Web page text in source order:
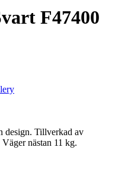
F47400
design. Tillverkad av
nästan 11 kg.